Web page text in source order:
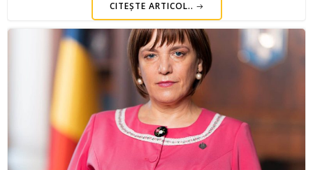
CITEȘTE ARTICOL..